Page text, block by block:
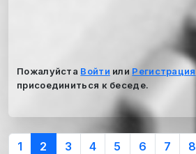
Пожалуйста Войти или Регистрация
присоединиться к беседе.
1 2 3 4 5 6 7 8